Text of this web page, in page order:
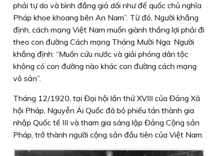
phải tự do và bình đẳng giả dối như đế quốc chủ nghĩa
Pháp khoe khoang bên An Nam”. Từ đó, Người khẳng
định, cách mạng Việt Nam muốn giành thắng lợi phải đi
theo con đường Cách mạng Tháng Mười Nga. Người
khẳng định: “Muốn cứu nước và giải phóng dân tộc
không có con đường nào khác con đường cách mạng
vô sản”.
Tháng 12/1920, tại Đại hội lần thứ XVIII của Đảng Xã
hội Pháp, Nguyễn Ái Quốc đã bỏ phiếu tán thành gia
nhập Quốc tế III và tham gia sáng lập Đảng Cộng sản
Pháp, trở thành người cộng sản đầu tiên của Việt Nam.